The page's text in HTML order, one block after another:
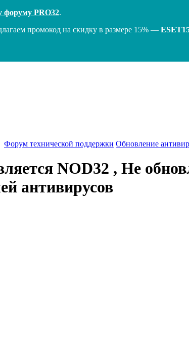
форуму PRO32.
промокод на скидку в размере 15% —
Форум технической поддержки Обновление
NOD32 , Не
антивирусов